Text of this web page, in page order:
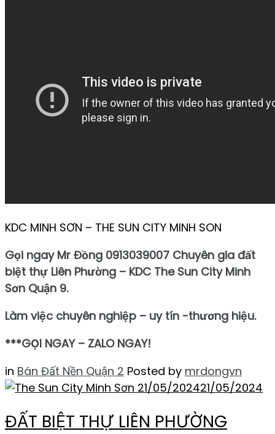
KDC MINH SƠN – THE SUN CITY MINH SON
Gọi ngay Mr Đồng 0913039007 Chuyên gia đất
biệt thự Liên Phường – KDC The Sun City Minh
Sơn Quận 9.
Làm việc chuyên nghiệp – uy tín -thương hiệu.
***GỌI NGAY – ZALO NGAY!
in Bán Đất Nền Quận 2 Posted by mrdongvn
21/05/202421/05/2024
ĐẤT BIỆT THỰ LIÊN PHƯỜNG